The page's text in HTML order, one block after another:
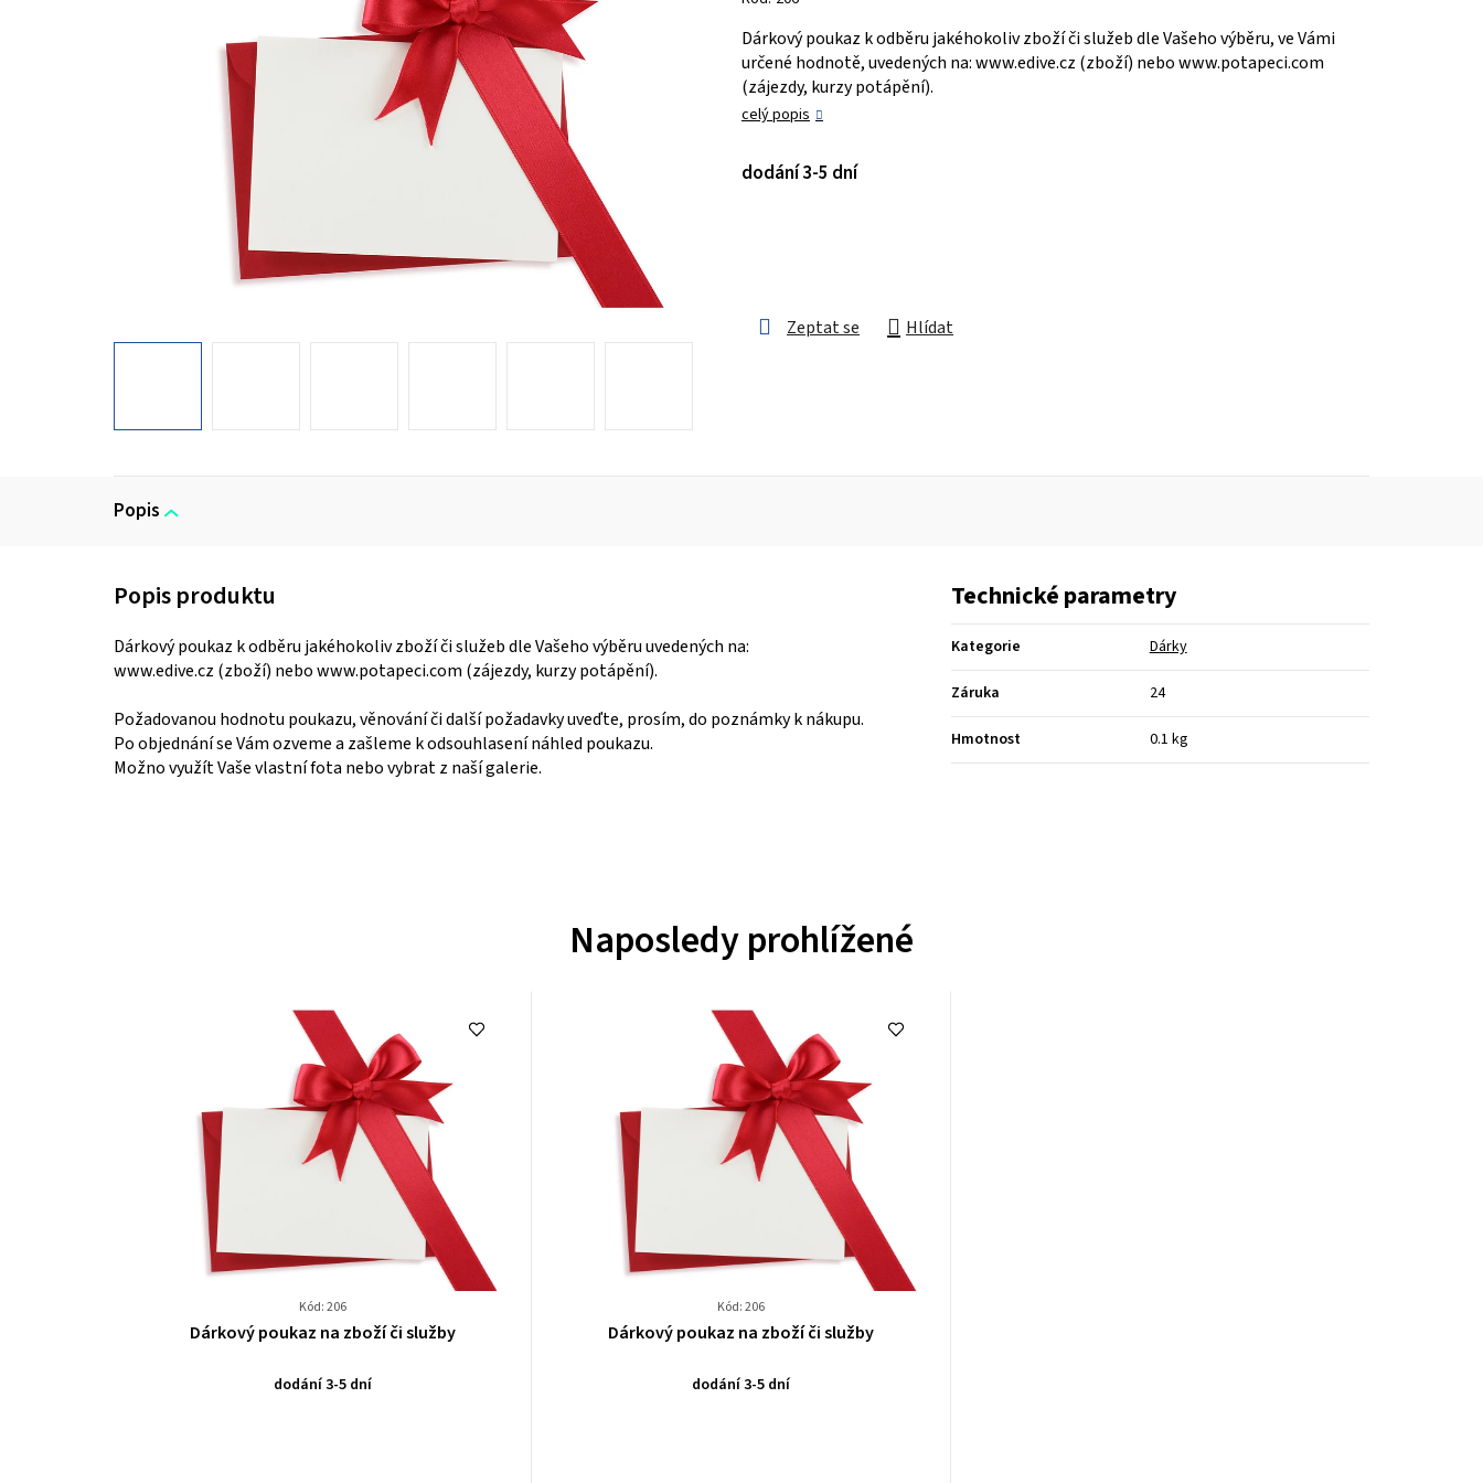
0,0
z 5
hvězdiček.
Dárkový poukaz k odběru jakéhokoliv zboží či služeb dle Vašeho výběru, ve Vámi
určené hodnotě, uvedených na: www.edive.cz (zboží) nebo www.potapeci.com
(zájezdy, kurzy potápění).
celý popis
dodání 3-5 dní
Zeptat se Hlídat
Popis
Dárkový poukaz k odběru jakéhokoliv zboží či služeb dle Vašeho výběru uvedených na:
www.edive.cz (zboží) nebo www.potapeci.com (zájezdy, kurzy potápění).
Požadovanou hodnotu poukazu, věnování či další požadavky uveďte, prosím, do poznámky k nákupu.
Po objednání se Vám ozveme a zašleme k odsouhlasení náhled poukazu.
Možno využít Vaše vlastní fota nebo vybrat z naší galerie.
Technické parametry
Kategorie Dárky
Záruka 24
Hmotnost 0.1 kg
Naposledy prohlížené
Kód: 206
Průměrné
produktu
5
Dárkový poukaz na zboží či služby
dodání 3-5 dní
Kód: 206
Průměrné
produktu
5
Dárkový poukaz na zboží či služby
dodání 3-5 dní